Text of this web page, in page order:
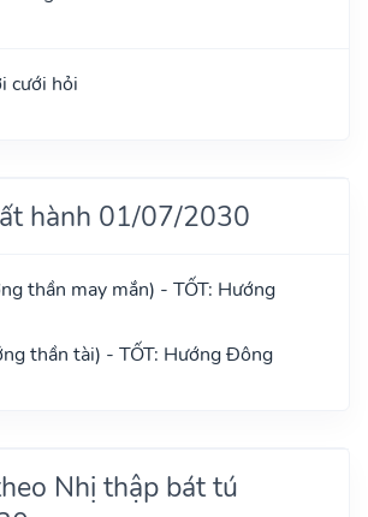
cưới hỏi
hành 01/07/2030
thần may mắn) - TỐT: Hướng
thần tài) - TỐT: Hướng Đông
Nhị thập bát tú